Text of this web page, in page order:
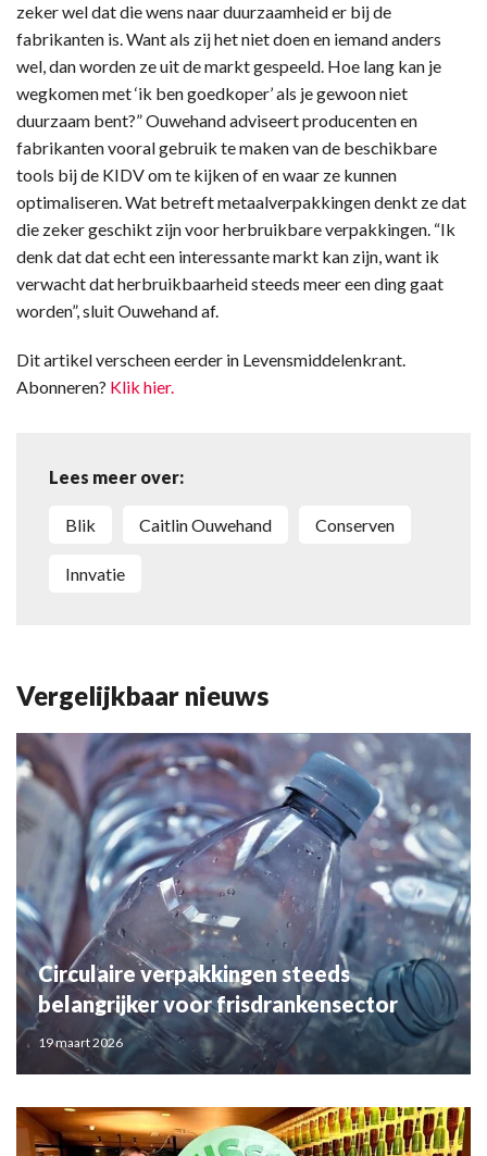
zeker wel dat die wens naar duurzaamheid er bij de
fabrikanten is. Want als zij het niet doen en iemand anders
wel, dan worden ze uit de markt gespeeld. Hoe lang kan je
wegkomen met ‘ik ben goedkoper’ als je gewoon niet
duurzaam bent?” Ouwehand adviseert producenten en
fabrikanten vooral gebruik te maken van de beschikbare
tools bij de KIDV om te kijken of en waar ze kunnen
optimaliseren. Wat betreft metaalverpakkingen denkt ze dat
die zeker geschikt zijn voor herbruikbare verpakkingen. “Ik
denk dat dat echt een interessante markt kan zijn, want ik
verwacht dat herbruikbaarheid steeds meer een ding gaat
worden”, sluit Ouwehand af.
Dit artikel verscheen eerder in Levensmiddelenkrant.
Abonneren? Klik hier.
Lees meer over:
blik Caitlin Ouwehand conserven
innvatie
Vergelijkbaar nieuws
Circulaire verpakkingen steeds
belangrijker voor frisdrankensector
19 maart 2026